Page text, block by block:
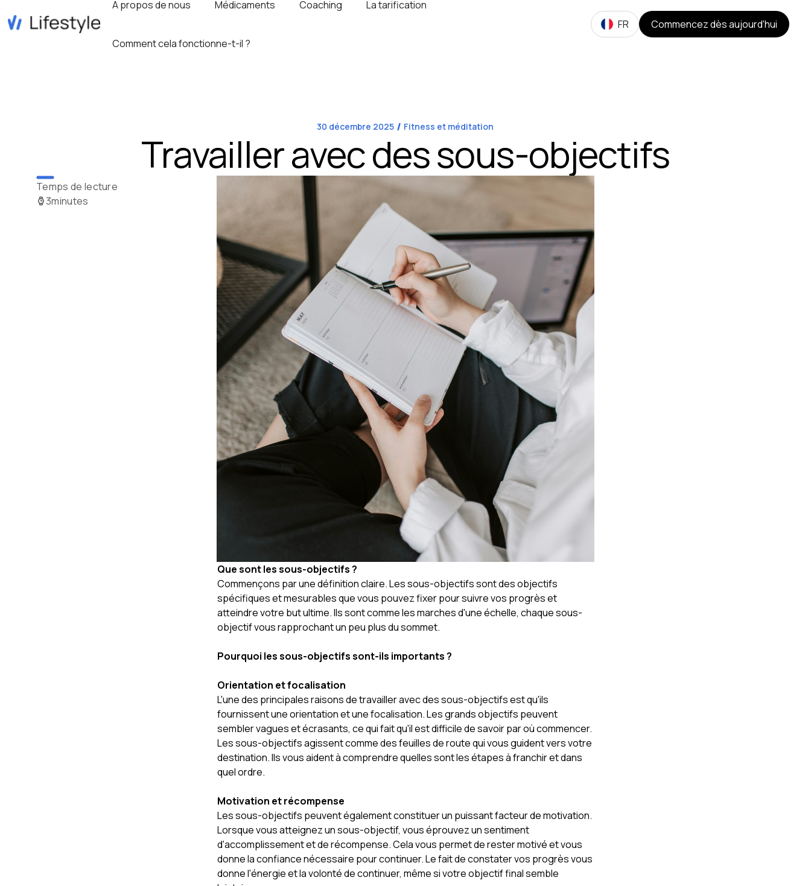
A propos de nous Médicaments Coaching La tarification
Comment cela fonctionne-t-il ?
FR Commencez dès aujourd'hui
30 décembre 2025 Fitness et méditation
Travailler avec des sous-objectifs
Temps de lecture
3minutes
Que sont les sous-objectifs ?
Commençons par une définition claire. Les sous-objectifs sont des objectifs
spécifiques et mesurables que vous pouvez fixer pour suivre vos progrès et
atteindre votre but ultime. Ils sont comme les marches d'une échelle, chaque sous-
objectif vous rapprochant un peu plus du sommet.
Pourquoi les sous-objectifs sont-ils importants ?
Orientation et focalisation
L'une des principales raisons de travailler avec des sous-objectifs est qu'ils
fournissent une orientation et une focalisation. Les grands objectifs peuvent
sembler vagues et écrasants, ce qui fait qu'il est difficile de savoir par où commencer.
Les sous-objectifs agissent comme des feuilles de route qui vous guident vers votre
destination. Ils vous aident à comprendre quelles sont les étapes à franchir et dans
quel ordre.
Motivation et récompense
Les sous-objectifs peuvent également constituer un puissant facteur de motivation.
Lorsque vous atteignez un sous-objectif, vous éprouvez un sentiment
d'accomplissement et de récompense. Cela vous permet de rester motivé et vous
donne la confiance nécessaire pour continuer. Le fait de constater vos progrès vous
donne l'énergie et la volonté de continuer, même si votre objectif final semble